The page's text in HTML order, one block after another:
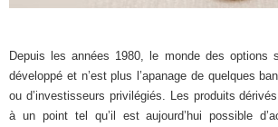
Depuis les années 1980, le monde des options
développé et n’est plus l’apanage de quelques
ou d’investisseurs privilégiés. Les produits
à un point tel qu’il est aujourd’hui possible